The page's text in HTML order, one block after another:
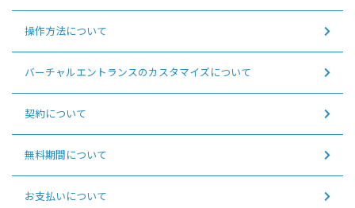
操作方法について
バーチャルエントランスのカスタマイズについて
契約について
無料期間について
お支払いについて